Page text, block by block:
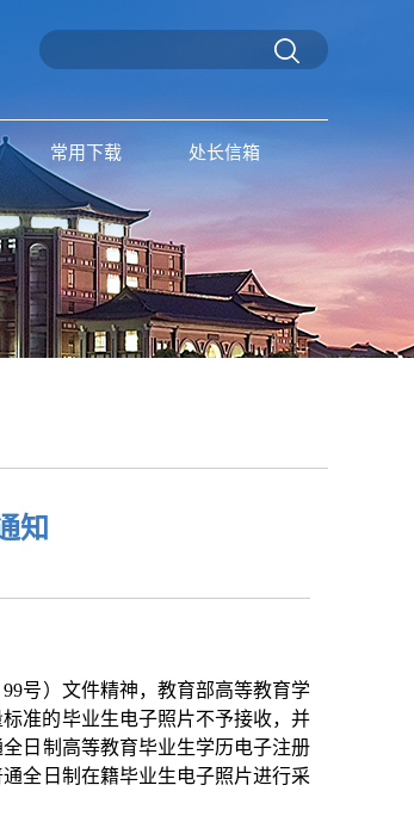
常用下载 处长信箱
知
99号）文件精神，教育部高等教育学
准的毕业生电子照片不予接收，并
日制 高等教育毕业生学历电子注册
全日制 在籍毕业生电子照片进行采